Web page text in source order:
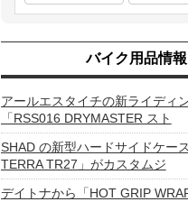
バイク用品情報
アールエスタイチの新ライディ
「RSS016 DRYMASTER スト
SHAD の新型ハードサイドケー
TERRA TR27」がカスタムジ
デイトナから「HOT GRIP